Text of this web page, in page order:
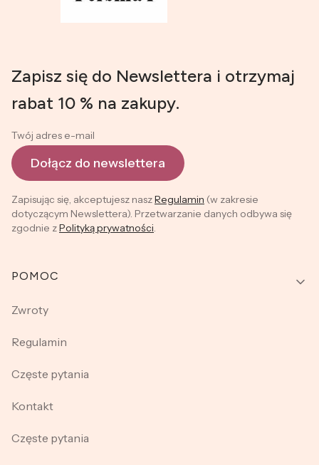
Zapisz się do Newslettera i otrzymaj
rabat 10 % na zakupy.
Twój adres e-mail
Dołącz do newslettera
Zapisując się, akceptujesz naszRegulamin (w zakresie
dotyczącym Newslettera). Przetwarzanie danych odbywa się
zgodnie zPolityką prywatności.
Linki w stopce
POMOC
Zwroty
Regulamin
Częste pytania
Kontakt
Częste pytania